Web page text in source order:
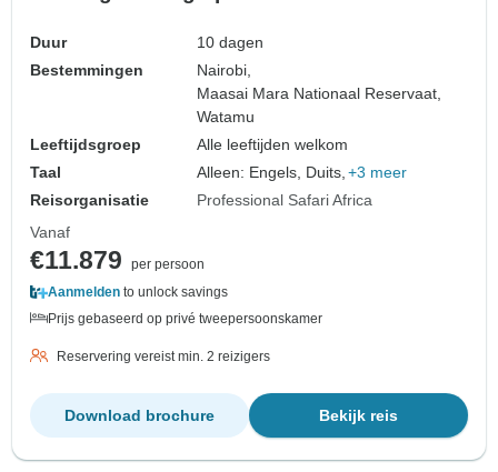
Duur
10 dagen
Bestemmingen
Nairobi,
Maasai Mara Nationaal Reservaat,
Watamu
Leeftijdsgroep
Alle leeftijden welkom
Taal
Alleen: Engels, Duits, +3 meer
Reisorganisatie
Professional Safari Africa
Vanaf
€11.879
per persoon
Aanmelden to unlock savings
Prijs gebaseerd op privé tweepersoonskamer
Reservering vereist min. 2 reizigers
Bekijk reis
Download brochure